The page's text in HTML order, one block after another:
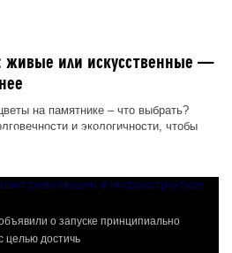
живые или искусственные —
на памятнике – что выбрать?
и экологичности, чтобы
ГОТОВИТ
о запуске принципиально
целью достичь